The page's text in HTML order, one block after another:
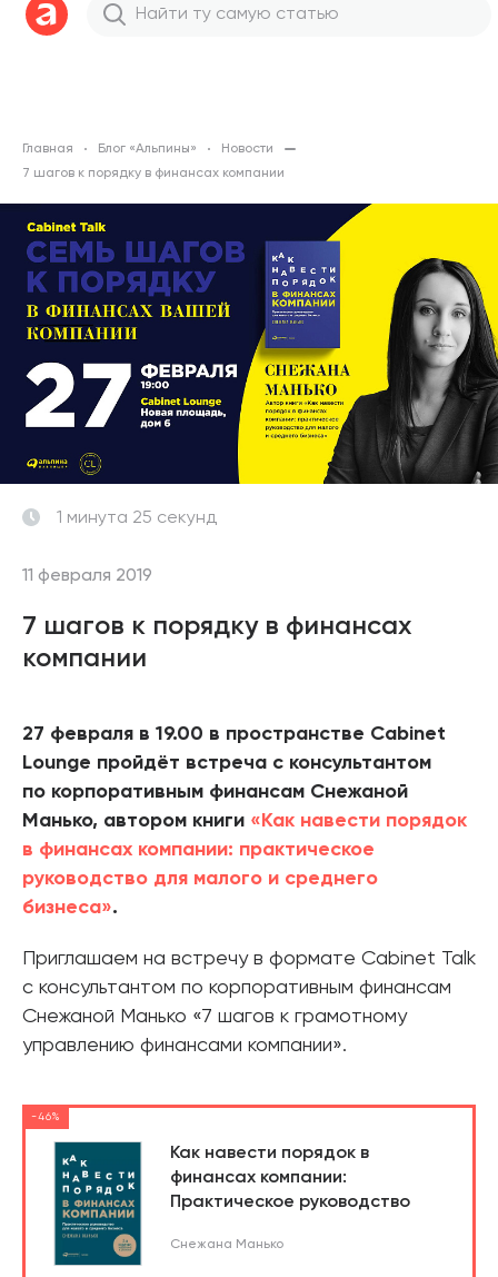
Главная Блог «Альпины»
Новости
7 шагов к порядку в финансах компании
11 февраля 2019
1 минута 25 секунд
7 шагов к порядку в финансах
компании
27 февраля в 19.00 в пространстве Cabinet
Lounge пройдёт встреча с консультантом
по корпоративным финансам Снежаной
Манько, автором книги «Как навести порядок
в финансах компании: практическое
руководство для малого и среднего
бизнеса».
Приглашаем на встречу в формате Сabinet Talk
с консультантом по корпоративным финансам
Снежаной Манько «7 шагов к грамотному
управлению финансами компании».
-46%
Как навести порядок в
финансах компании:
Практическое руководство
Снежана Манько